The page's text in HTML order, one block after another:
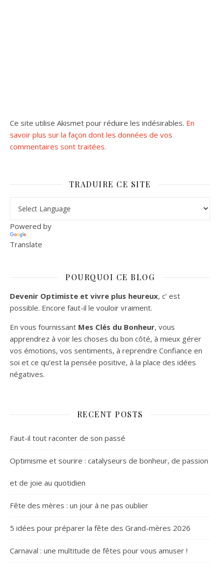
Ce site utilise Akismet pour réduire les indésirables. En
savoir plus sur la façon dont les données de vos
commentaires sont traitées.
TRADUIRE CE SITE
Powered by
Translate
POURQUOI CE BLOG
Devenir Optimiste et vivre plus heureux, c’ est
possible. Encore faut-il le vouloir vraiment.
En vous fournissant Mes Clés du Bonheur, vous
apprendrez à voir les choses du bon côté, à mieux gérer
vos émotions, vos sentiments, à reprendre Confiance en
soi et ce qu’est la pensée positive, à la place des idées
négatives.
RECENT POSTS
Faut-il tout raconter de son passé
Optimisme et sourire : catalyseurs de bonheur, de passion
et de joie au quotidien
Fête des mères : un jour à ne pas oublier
5 idées pour préparer la fête des Grand-mères 2026
Carnaval : une multitude de fêtes pour vous amuser !